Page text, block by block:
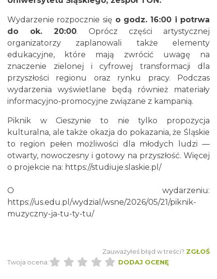
Wydarzenie rozpocznie się o godz. 16:00 i potrwa
do ok. 20:00. Oprócz części artystycznej
organizatorzy zaplanowali także elementy
edukacyjne, które mają zwrócić uwagę na
znaczenie zielonej i cyfrowej transformacji dla
przyszłości regionu oraz rynku pracy. Podczas
wydarzenia wyświetlane będą również materiały
informacyjno-promocyjne związane z kampanią.
Piknik w Cieszynie to nie tylko propozycja
kulturalna, ale także okazja do pokazania, że Śląskie
to region pełen możliwości dla młodych ludzi —
otwarty, nowoczesny i gotowy na przyszłość. Więcej
o projekcie na: https://studiuje.slaskie.pl/
O wydarzeniu:
https://us.edu.pl/wydzial/wsne/2026/05/21/piknik-
muzyczny-ja-tu-ty-tu/
Zauważyłeś błąd w treści? ZGŁOŚ
Twoja ocena:
DODAJ OCENĘ